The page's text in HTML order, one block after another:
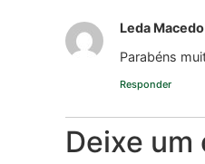
Leda Macedo
Parabéns
Responder
Deixe